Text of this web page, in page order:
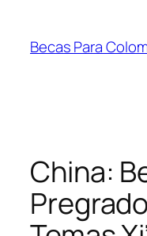
contenido
Becas Para
China: